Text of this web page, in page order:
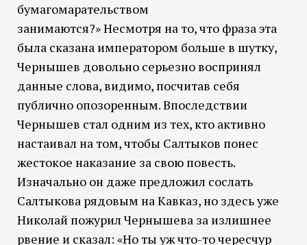
бумагомарательством
занимаются?» Несмотря на то, что фраза эта
была сказана императором больше в шутку,
Чернышев довольно серьезно воспринял
данные слова, видимо, посчитав себя
публично опозоренным. Впоследствии
Чернышев стал одним из тех, кто активно
настаивал на том, чтобы Салтыков понес
жестокое наказание за свою повесть.
Изначально он даже предложил сослать
Салтыкова рядовым на Кавказ, но здесь уже
Николай пожурил Чернышева за излишнее
рвение и сказал: «Но ты уж что-то чересчур